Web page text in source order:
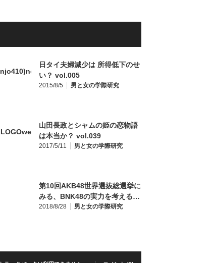
日タイ夫婦減少は 所得低下のせ
い？ vol.005
2015/8/5 男と女の学際研究
山田長政とシャムの姫の恋物語
は本当か？ vol.039
2017/5/11 男と女の学際研究
第10回AKB48世界選抜総選挙に
みる、BNK48の実力を考える…
2018/8/28 男と女の学際研究